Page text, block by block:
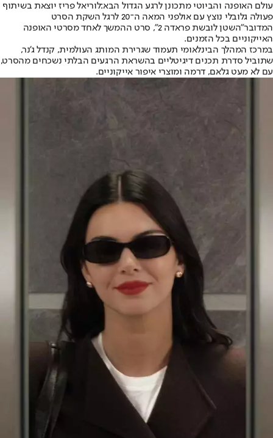
עולם האופנה והביוטי מתכונן לרגע הגדול הבא:לוריאל פריז יוצאת בשיתוף
פעולה גלובלי נוצץ עם אולפני המאה ה־20 לרגל השקת הסרט
המדובר"השטן לובשת פראדה 2"
, סרט ההמשך לאחד מסרטי האופנה
האייקוניים בכל הזמנים.
במרכז המהלך הבינלאומי תעמוד שגרירת המותג העולמית, קנדל ג'נר,
שתוביל סדרת תכנים דיגיטליים בהשראת הרגעים הבלתי נשכחים מהסרט,
עם לא מעט גלאם, דרמה ומוצרי איפור אייקוניים.